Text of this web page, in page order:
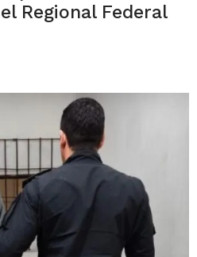
Regional Federal